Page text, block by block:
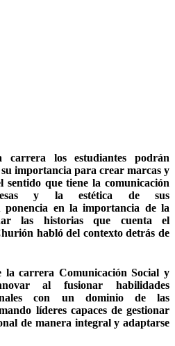
carrera los estudiantes podrán
importancia para crear marcas y
sentido que tiene la comunicación
y la estética de sus
ponencia en la importancia de la
las historias que cuenta el
habló del contexto detrás de
la carrera Comunicación Social y
al fusionar habilidades
con un dominio de las
líderes capaces de gestionar
de manera integral y adaptarse